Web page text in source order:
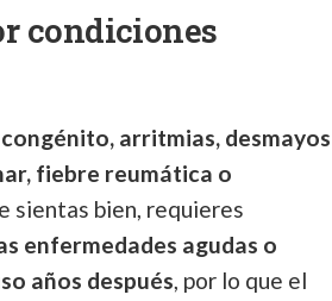
condiciones
arritmias, desmayos
fiebre reumática o
sientas bien, requieres
enfermedades agudas o
años después, por lo que el